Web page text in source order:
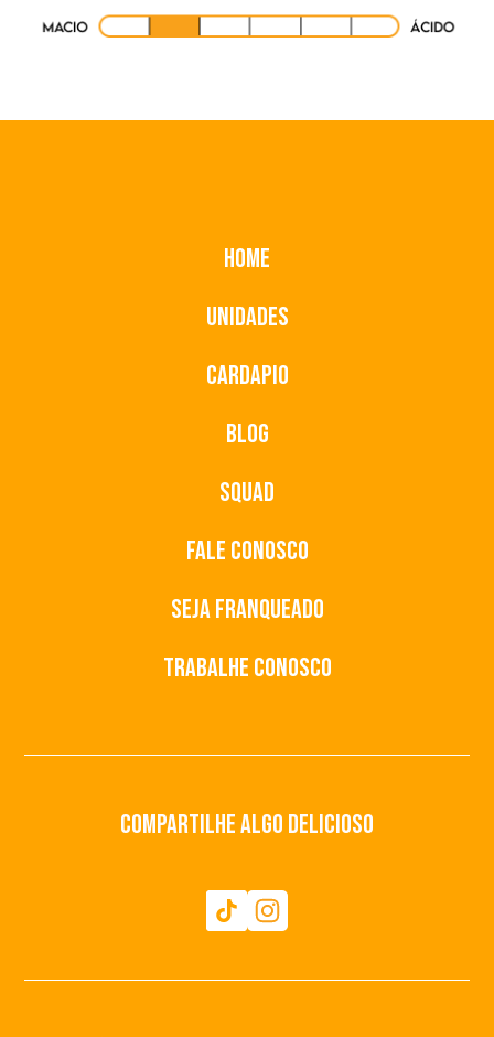
Home
Unidades
Cardapio
Blog
Squad
Fale conosco
Seja Franqueado
Trabalhe Conosco
Compartilhe algo delicioso